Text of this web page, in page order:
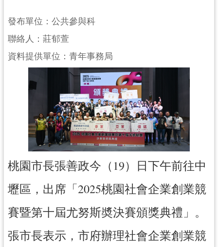
們
業
資
民
服
務
青
源
發布單位：公共參與科
聯絡人：莊郁萱
資料提供單位：青年事務局
桃園市長張善政今（19）日下午前往中
壢區，出席「2025桃園社會企業創業競
賽暨第十屆尤努斯奬決賽頒獎典禮」。
張市長表示，市府辦理社會企業創業競